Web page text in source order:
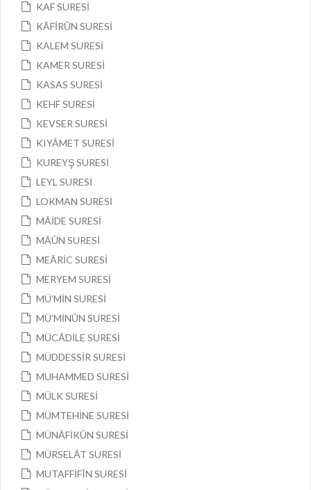
KAF SURESİ
KÂFİRÛN SURESİ
KALEM SURESİ
KAMER SURESİ
KASAS SURESİ
KEHF SURESİ
KEVSER SURESİ
KIYÂMET SURESİ
KUREYŞ SURESİ
LEYL SURESİ
LOKMAN SURESİ
MÂİDE SURESİ
MÂÛN SURESİ
MEÂRİC SURESİ
MERYEM SURESİ
MÜ’MİN SURESİ
MÜ’MİNÛN SURESİ
MÜCÂDİLE SURESİ
MÜDDESSİR SURESİ
MUHAMMED SURESİ
MÜLK SURESİ
MÜMTEHİNE SURESİ
MÜNÂFİKÛN SURESİ
MÜRSELÂT SURESİ
MUTAFFİFÎN SURESİ